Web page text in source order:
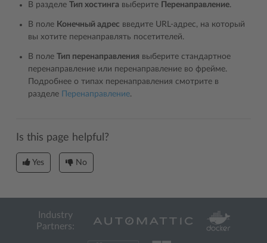
В разделе Тип хостинга выберите Перенаправление.
В поле Конечный адрес введите URL-адрес, на который
вы хотите перенаправлять посетителей.
В поле Тип перенаправления выберите стандартное
перенаправление или перенаправление во фрейме.
Подробнее о типах перенаправления смотрите в
разделе
Перенаправление.
Is this page helpful?
Yes No
Industry
Partners: